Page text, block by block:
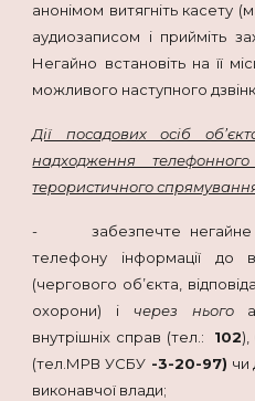
анонімом витягніть касету
аудиозаписом і прийміть
Негайно встановіть на її
можливого наступного
Дії посадових осіб
надходження
терористичного
- забезпечте негайне
телефону інформації до
(чергового об’єкта,
охорони) і через нього
внутрішніх справ (тел.: 102),
(тел.МРВ УСБУ -3-20-97) чи
виконавчої влади;